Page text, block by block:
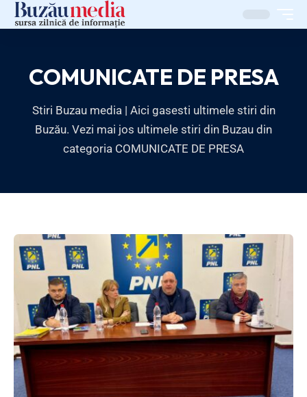
COMUNICATE DE PRESA
Stiri Buzau media | Aici gasesti ultimele stiri din
Buzău. Vezi mai jos ultimele stiri din Buzau din
categoria COMUNICATE DE PRESA